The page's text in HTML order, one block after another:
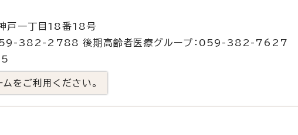
一丁目18番18号
059-382-2788 後期高齢者医療グループ：059-382-7627
をご利用ください。